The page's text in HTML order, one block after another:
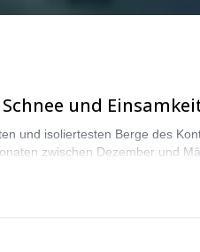
und
und isoliertesten Berge des
zwischen Dezember und